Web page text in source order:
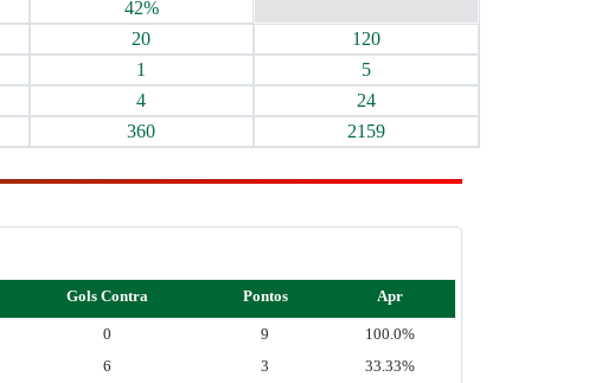
42%
20
120
1
5
4
24
360 2159
Gols Contra Pontos Apr
0 9
100.0%
6 3
33.33%